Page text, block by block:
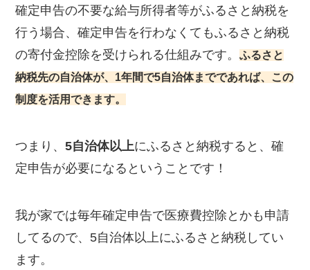
確定申告の不要な給与所得者等がふるさと納税を
行う場合、確定申告を行わなくてもふるさと納税
の寄付金控除を受けられる仕組みです。ふるさと
納税先の自治体が、1年間で5自治体までであれば、この
制度を活用できます。
つまり、5自治体以上にふるさと納税すると、確
定申告が必要になるということです！
我が家では毎年確定申告で医療費控除とかも申請
してるので、5自治体以上にふるさと納税してい
ます。